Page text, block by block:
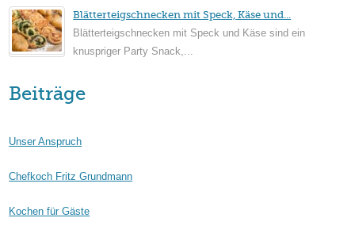
Blätterteigschnecken mit Speck, Käse und...
Blätterteigschnecken mit Speck und Käse sind ein
knuspriger Party Snack,...
Beiträge
Unser Anspruch
Chefkoch Fritz Grundmann
Kochen für Gäste